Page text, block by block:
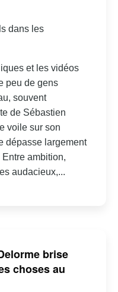
dans les
et les vidéos
peu de gens
souvent
de Sébastien
voile sur son
dépasse largement
Entre ambition,
audacieux,...
brise
choses au